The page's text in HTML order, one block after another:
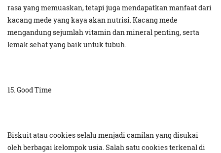
rasa yang memuaskan, tetapi juga mendapatkan manfaat dari
kacang mede yang kaya akan nutrisi. Kacang mede
mengandung sejumlah vitamin dan mineral penting, serta
lemak sehat yang baik untuk tubuh.
15. Good Time
Biskuit atau cookies selalu menjadi camilan yang disukai
oleh berbagai kelompok usia. Salah satu cookies terkenal di